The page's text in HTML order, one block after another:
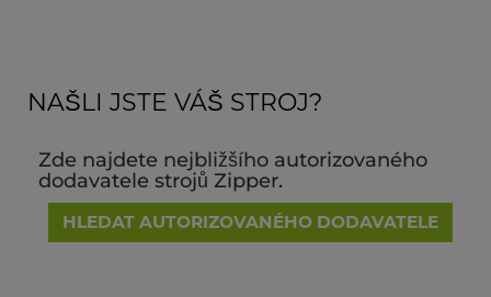
NAŠLI JSTE VÁŠ STROJ?
Zde najdete nejbližšího autorizovaného
dodavatele strojů Zipper.
HLEDAT AUTORIZOVANÉHO DODAVATELE